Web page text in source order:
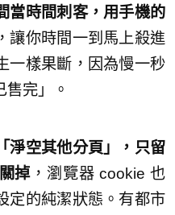
當時間刺客，用手機的
，讓你時間一到馬上殺進
一樣果斷，因為慢一秒
完」。
淨空其他分頁」，只留
掉 ，瀏覽器 cookie 也
定的純潔狀態。有都市